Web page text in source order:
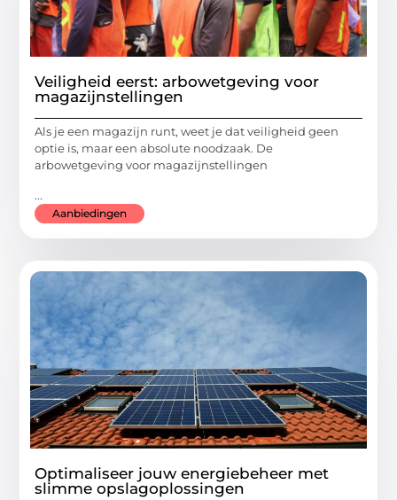
Veiligheid eerst: arbowetgeving voor
magazijnstellingen
Als je een magazijn runt, weet je dat veiligheid geen
optie is, maar een absolute noodzaak. De
arbowetgeving voor magazijnstellingen
...
Aanbiedingen
Optimaliseer jouw energiebeheer met
slimme opslagoplossingen